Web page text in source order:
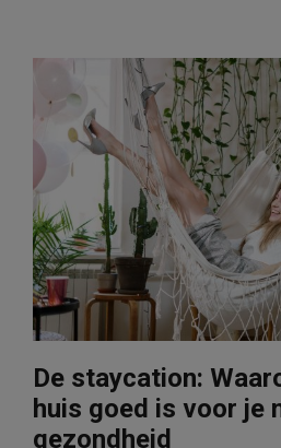
De staycation:
huis goed is voor je
gezondheid